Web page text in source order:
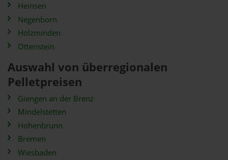
Heinsen
Negenborn
Holzminden
Ottenstein
Auswahl von überregionalen
Pelletpreisen
Giengen an der Brenz
Mindelstetten
Hohenbrunn
Bremen
Wiesbaden